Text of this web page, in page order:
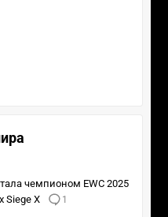
чемпионом EWC 2025
Siege X
1